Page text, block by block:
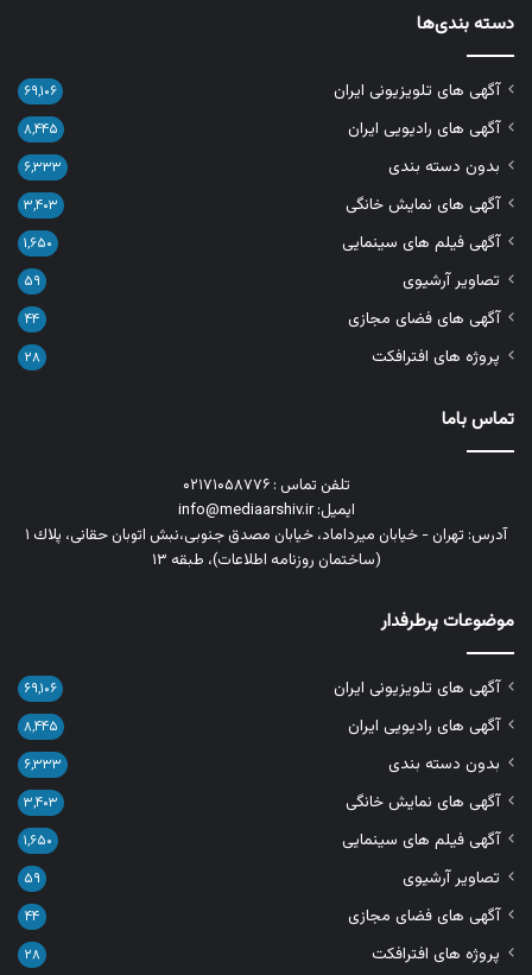
دسته بندی‌ها
آگهی های تلویزیونی ایران ۶۹,۱۰۶
آگهی های رادیویی ایران ۸,۴۴۵
بدون دسته بندی ۶,۳۳۳
آگهی های نمایش خانگی ۳,۴۰۳
آگهی فیلم های سینمایی ۱,۶۵۰
تصاویر آرشیوی ۵۹
آگهی های فضای مجازی ۴۴
پروژه های افترافکت ۲۸
تماس باما
تلفن تماس : ۰۲۱۷۱۰۵۸۷۷۶
ایمیل: info@mediaarshiv.ir
آدرس: تهران - خیابان میرداماد، خیابان مصدق جنوبی،نبش اتوبان حقانی، پلاك ١
(ساختمان روزنامه اطلاعات)، طبقه ۱۳
موضوعات پرطرفدار
آگهی های تلویزیونی ایران ۶۹,۱۰۶
آگهی های رادیویی ایران ۸,۴۴۵
بدون دسته بندی ۶,۳۳۳
آگهی های نمایش خانگی ۳,۴۰۳
آگهی فیلم های سینمایی ۱,۶۵۰
تصاویر آرشیوی ۵۹
آگهی های فضای مجازی ۴۴
پروژه های افترافکت ۲۸